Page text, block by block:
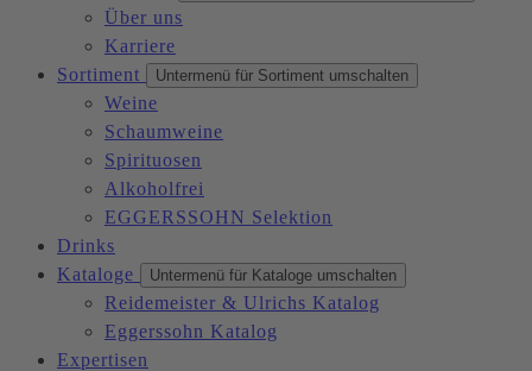
Über uns
Karriere
Sortiment
Untermenü für Sortiment umschalten
Weine
Schaumweine
Spirituosen
Alkoholfrei
EGGERSSOHN Selektion
Drinks
Kataloge
Untermenü für Kataloge umschalten
Reidemeister & Ulrichs Katalog
Eggerssohn Katalog
Expertisen